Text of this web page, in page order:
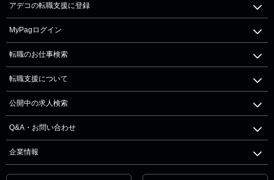
アデコの転職支援に登録
MyPagログイン
転職のお仕事検索
転職支援について
公開中の求人検索
Q&A・お問い合わせ
企業情報